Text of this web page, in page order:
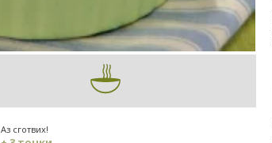
Аз сготвих!